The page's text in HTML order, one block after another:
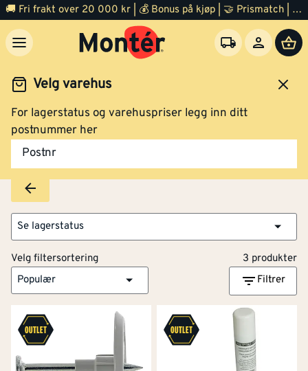
🚚 Fri frakt over 20 000 kr | 💰 Bonus på kjøp | 🤝 Prismatch | ⭐ 100% fornøyd garanti | 🏪 140 byggevarehus
Velg varehus
For lagerstatus og varehuspriser legg inn ditt
postnummer her
Postnr
Kompressor og spikerpistol
Tilbehør
Se lagerstatus
Velg filtersortering
3 produkter
Populær
Filtrer